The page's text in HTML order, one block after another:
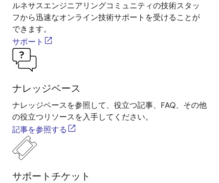
ルネサスエンジニアリングコミュニティの技術スタッ
フから迅速なオンライン技術サポートを受けることが
できます。
サポート
ナレッジベース
ナレッジベースを参照して、役立つ記事、FAQ、その他
の役立つリソースを入手してください。
記事を参照する
サポートチケット